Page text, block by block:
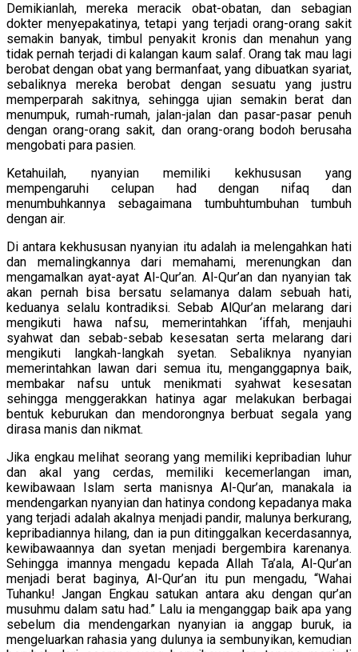
Demikianlah, mereka meracik obat-obatan, dan sebagian
dokter menyepakatinya, tetapi yang terjadi orang-orang sakit
semakin banyak, timbul penyakit kronis dan menahun yang
tidak pernah terjadi di kalangan kaum salaf. Orang tak mau lagi
berobat dengan obat yang bermanfaat, yang dibuatkan syariat,
sebaliknya mereka berobat dengan sesuatu yang justru
memperparah sakitnya, sehingga ujian semakin berat dan
menumpuk, rumah-rumah, jalan-jalan dan pasar-pasar penuh
dengan orang-orang sakit, dan orang-orang bodoh berusaha
mengobati para pasien.
Ketahuilah, nyanyian memiliki kekhususan yang
mempengaruhi celupan had dengan nifaq dan
menumbuhkannya sebagaimana tumbuhtumbuhan tumbuh
dengan air.
Di antara kekhususan nyanyian itu adalah ia melengahkan hati
dan memalingkannya dari memahami, merenungkan dan
mengamalkan ayat-ayat Al-Qur’an. Al-Qur’an dan nyanyian tak
akan pernah bisa bersatu selamanya dalam sebuah hati,
keduanya selalu kontradiksi. Sebab AlQur’an melarang dari
mengikuti hawa nafsu, memerintahkan ‘iffah, menjauhi
syahwat dan sebab-sebab kesesatan serta melarang dari
mengikuti langkah-langkah syetan. Sebaliknya nyanyian
memerintahkan lawan dari semua itu, menganggapnya baik,
membakar nafsu untuk menikmati syahwat kesesatan
sehingga menggerakkan hatinya agar melakukan berbagai
bentuk keburukan dan mendorongnya berbuat segala yang
dirasa manis dan nikmat.
Jika engkau melihat seorang yang memiliki kepribadian luhur
dan akal yang cerdas, memiliki kecemerlangan iman,
kewibawaan Islam serta manisnya Al-Qur’an, manakala ia
mendengarkan nyanyian dan hatinya condong kepadanya maka
yang terjadi adalah akalnya menjadi pandir, malunya berkurang,
kepribadiannya hilang, dan ia pun ditinggalkan kecerdasannya,
kewibawaannya dan syetan menjadi bergembira karenanya.
Sehingga imannya mengadu kepada Allah Ta’ala, Al-Qur’an
menjadi berat baginya, Al-Qur’an itu pun mengadu, “Wahai
Tuhanku! Jangan Engkau satukan antara aku dengan qur’an
musuhmu dalam satu had.” Lalu ia menganggap baik apa yang
sebelum dia mendengarkan nyanyian ia anggap buruk, ia
mengeluarkan rahasia yang dulunya ia sembunyikan, kemudian